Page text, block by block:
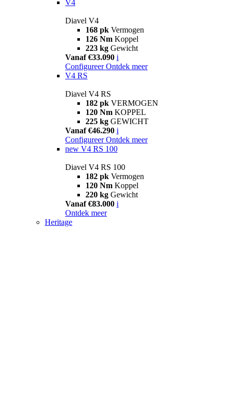
V4
Diavel V4
168 pk Vermogen
126 Nm Koppel
223 kg Gewicht
Vanaf €33.090 i
Configureer Ontdek meer
V4 RS
Diavel V4 RS
182 pk VERMOGEN
120 Nm KOPPEL
225 kg GEWICHT
Vanaf €46.290 i
Configureer Ontdek meer
new V4 RS 100
Diavel V4 RS 100
182 pk Vermogen
120 Nm Koppel
220 kg Gewicht
Vanaf €83.000 i
Ontdek meer
Heritage